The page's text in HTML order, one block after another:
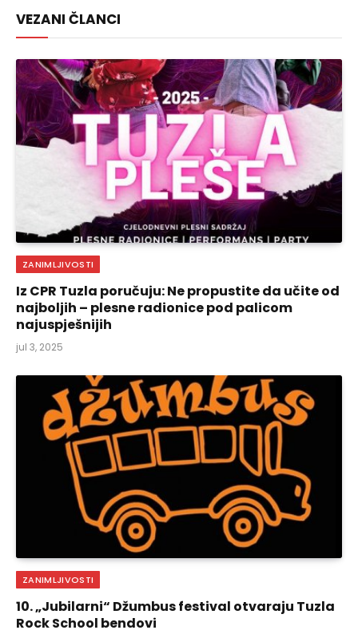
VEZANI ČLANCI
ZANIMLJIVOSTI
Iz CPR Tuzla poručuju: Ne propustite da učite od
najboljih – plesne radionice pod palicom
najuspješnijih
jul 3, 2025
ZANIMLJIVOSTI
10. „Jubilarni“ Džumbus festival otvaraju Tuzla
Rock School bendovi